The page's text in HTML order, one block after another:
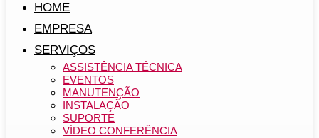
HOME
EMPRESA
SERVIÇOS
ASSISTÊNCIA TÉCNICA
EVENTOS
MANUTENÇÃO
INSTALAÇÃO
SUPORTE
VÍDEO CONFERÊNCIA